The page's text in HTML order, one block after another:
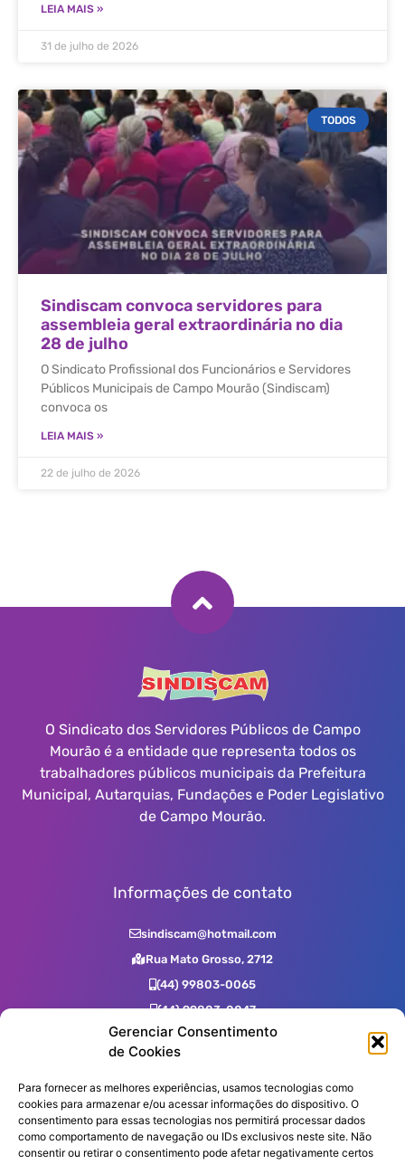
Gerenciar Consentimento
de Cookies
Para fornecer as melhores experiências, usamos tecnologias como
cookies para armazenar e/ou acessar informações do dispositivo. O
consentimento para essas tecnologias nos permitirá processar dados
como comportamento de navegação ou IDs exclusivos neste site. Não
consentir ou retirar o consentimento pode afetar negativamente certos
LEIA MAIS »
31 de julho de 2026
TODOS
Sindiscam convoca servidores para
assembleia geral extraordinária no dia
28 de julho
O Sindicato Profissional dos Funcionários e Servidores
Públicos Municipais de Campo Mourão (Sindiscam)
convoca os
LEIA MAIS »
22 de julho de 2026
O Sindicato dos Servidores Públicos de Campo
Mourão é a entidade que representa todos os
trabalhadores públicos municipais da Prefeitura
Municipal, Autarquias, Fundações e Poder Legislativo
de Campo Mourão.
Informações de contato
sindiscam@hotmail.com
Rua Mato Grosso, 2712
(44) 99803-0065
(44) 99803-0047
(44) 99731-0400
(44) 3523-2725
(44) 3523-7539
Assine nossa Newsletter!